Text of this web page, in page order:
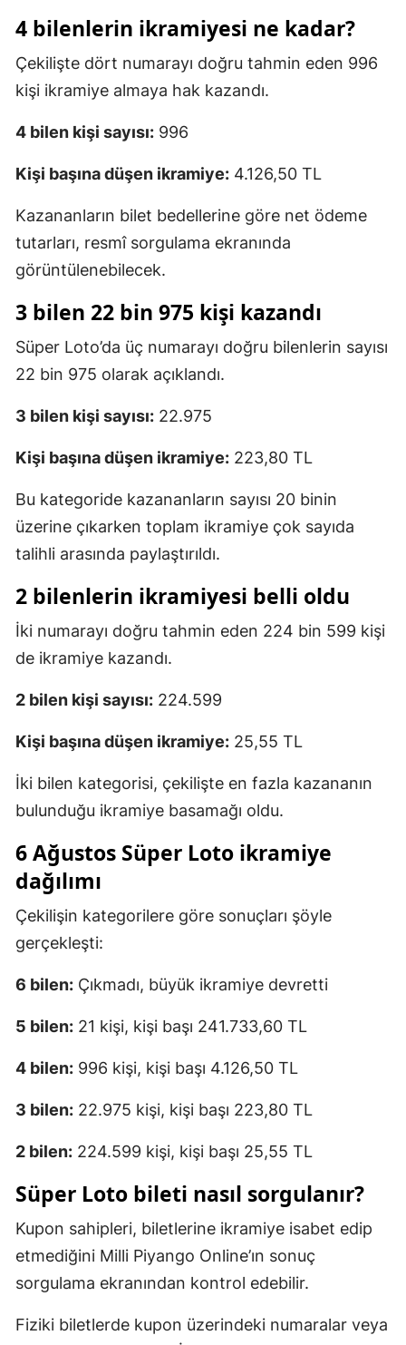
4 bilenlerin ikramiyesi ne kadar?
Çekilişte dört numarayı doğru tahmin eden 996
kişi ikramiye almaya hak kazandı.
4 bilen kişi sayısı: 996
Kişi başına düşen ikramiye: 4.126,50 TL
Kazananların bilet bedellerine göre net ödeme
tutarları, resmî sorgulama ekranında
görüntülenebilecek.
3 bilen 22 bin 975 kişi kazandı
Süper Loto’da üç numarayı doğru bilenlerin sayısı
22 bin 975 olarak açıklandı.
3 bilen kişi sayısı: 22.975
Kişi başına düşen ikramiye: 223,80 TL
Bu kategoride kazananların sayısı 20 binin
üzerine çıkarken toplam ikramiye çok sayıda
talihli arasında paylaştırıldı.
2 bilenlerin ikramiyesi belli oldu
İki numarayı doğru tahmin eden 224 bin 599 kişi
de ikramiye kazandı.
2 bilen kişi sayısı: 224.599
Kişi başına düşen ikramiye: 25,55 TL
İki bilen kategorisi, çekilişte en fazla kazananın
bulunduğu ikramiye basamağı oldu.
6 Ağustos Süper Loto ikramiye
dağılımı
Çekilişin kategorilere göre sonuçları şöyle
gerçekleşti:
6 bilen: Çıkmadı, büyük ikramiye devretti
5 bilen: 21 kişi, kişi başı 241.733,60 TL
4 bilen: 996 kişi, kişi başı 4.126,50 TL
3 bilen: 22.975 kişi, kişi başı 223,80 TL
2 bilen: 224.599 kişi, kişi başı 25,55 TL
Süper Loto bileti nasıl sorgulanır?
Kupon sahipleri, biletlerine ikramiye isabet edip
etmediğini Milli Piyango Online’ın sonuç
sorgulama ekranından kontrol edebilir.
Fiziki biletlerde kupon üzerindeki numaralar veya